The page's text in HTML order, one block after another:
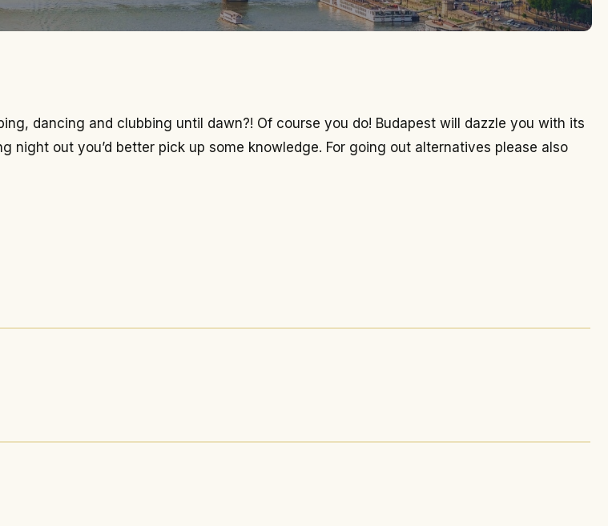
dancing and clubbing until dawn?! Of course you do! Budapest will dazzle you with its
out you’d better pick up some knowledge. For going out alternatives please also